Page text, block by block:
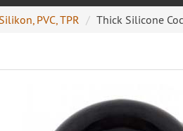
Silikon, PVC, TPR Thick Silicone